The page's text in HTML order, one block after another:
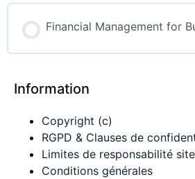
Financial Management for
0% COMPLÉTÉ 0/0 Etapes
Information
Copyright (c)
RGPD & Clauses de
Limites de responsabilité
Conditions générales